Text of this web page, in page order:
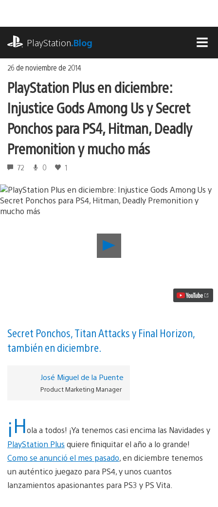
contenido
PlayStation.Blog
26 de noviembre de 2014
PlayStation Plus en diciembre:
Injustice Gods Among Us y Secret
Ponchos para PS4, Hitman, Deadly
Premonition y mucho más
72 0 1
Plus
Secret
Ponchos
Deadly
Premonition
y
Secret Ponchos, Titan Attacks y Final Horizon,
también en diciembre.
José Miguel de la Puente
Product Marketing Manager
¡Hola a todos! ¡Ya tenemos casi encima las Navidades y
PlayStation Plus quiere finiquitar el año a lo grande!
Como se anunció el mes pasado, en diciembre tenemos
un auténtico juegazo para PS4, y unos cuantos
lanzamientos apasionantes para PS3 y PS Vita.